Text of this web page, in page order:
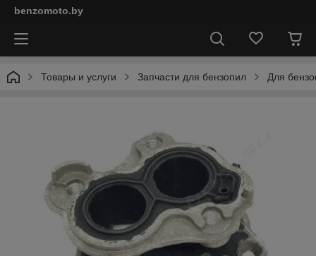
benzomoto.by
Товары и услуги Запчасти для бензопил Для